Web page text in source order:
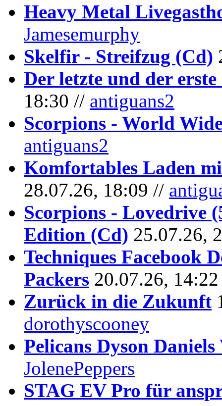
Heavy Metal
Jamesemurphy
Skelfir - Streifzug (Cd)
Der letzte und der erste
18:30 // antiguans2
Scorpions - World
antiguans2
Komfortables Laden
28.07.26, 18:09 //
Scorpions - Lovedrive
Edition (Cd) 25.07.26,
Techniques Facebook
Packers 20.07.26,
Zurück in die Zukunft
dorothyscooney
Pelicans Dyson
JolenePeppers
STAG EV Pro für